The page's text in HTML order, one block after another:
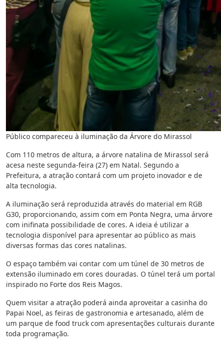
Público compareceu à iluminação da Árvore do Mirassol
Com 110 metros de altura, a árvore natalina de Mirassol será
acesa neste segunda-feira (27) em Natal. Segundo a
Prefeitura, a atração contará com um projeto inovador e de
alta tecnologia.
A iluminação será reproduzida através do material em RGB
G30, proporcionando, assim com em Ponta Negra, uma árvore
com inifinata possibilidade de cores. A ideia é utilizar a
tecnologia disponível para apresentar ao público as mais
diversas formas das cores natalinas.
O espaço também vai contar com um túnel de 30 metros de
extensão iluminado em cores douradas. O túnel terá um portal
inspirado no Forte dos Reis Magos.
Quem visitar a atração poderá ainda aproveitar a casinha do
Papai Noel, as feiras de gastronomia e artesanado, além de
um parque de food truck com apresentações culturais durante
toda programação.